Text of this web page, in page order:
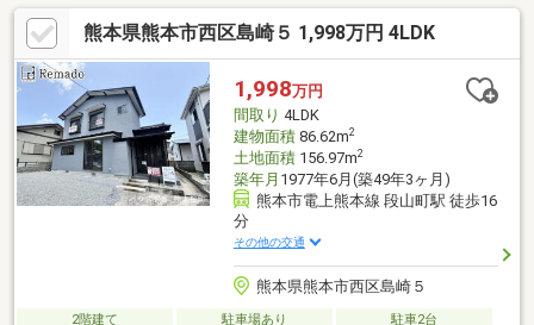
他社様のお見積り後でもご相談歓迎！最安値をお約束します◎■
熊本県全域の内覧ツアー・他社掲載物件もまとめてご案内・全種
別を窓口ひとつで比較・内覧■九州No.1の実績・ハウスドゥ全国
大会2025九州エリア売買件数・売上高１位・Google口コミランキ
ング「熊本県 不動産売買」１位＼お客様の声を参考に失敗しない
家探しを♪／
熊本県熊本市西区島崎５ 1,998万円 4LDK
1,998万円
間取り 4LDK
建物面積86.62m2
土地面積156.97m2
築年月 1977年6月(築49年3ヶ月)
熊本市電上熊本線 段山町駅 徒歩16
分
その他の交通
熊本県熊本市西区島崎５
2階建て 駐車場あり 駐車2台